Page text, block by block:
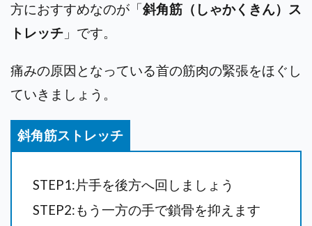
方におすすめなのが「斜角筋（しゃかくきん）ス
トレッチ 」です。
痛みの原因となっている首の筋肉の緊張をほぐし
ていきましょう。
斜角筋ストレッチ
STEP1:片手を後方へ回しましょう
STEP2:もう一方の手で鎖骨を抑えます